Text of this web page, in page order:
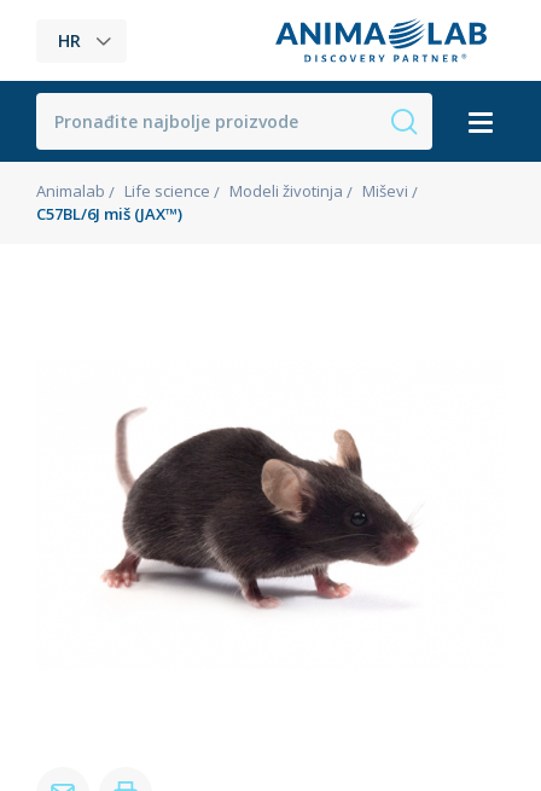
HR
Animalab Life science Modeli životinja
Miševi
C57BL/6J miš (JAX™)